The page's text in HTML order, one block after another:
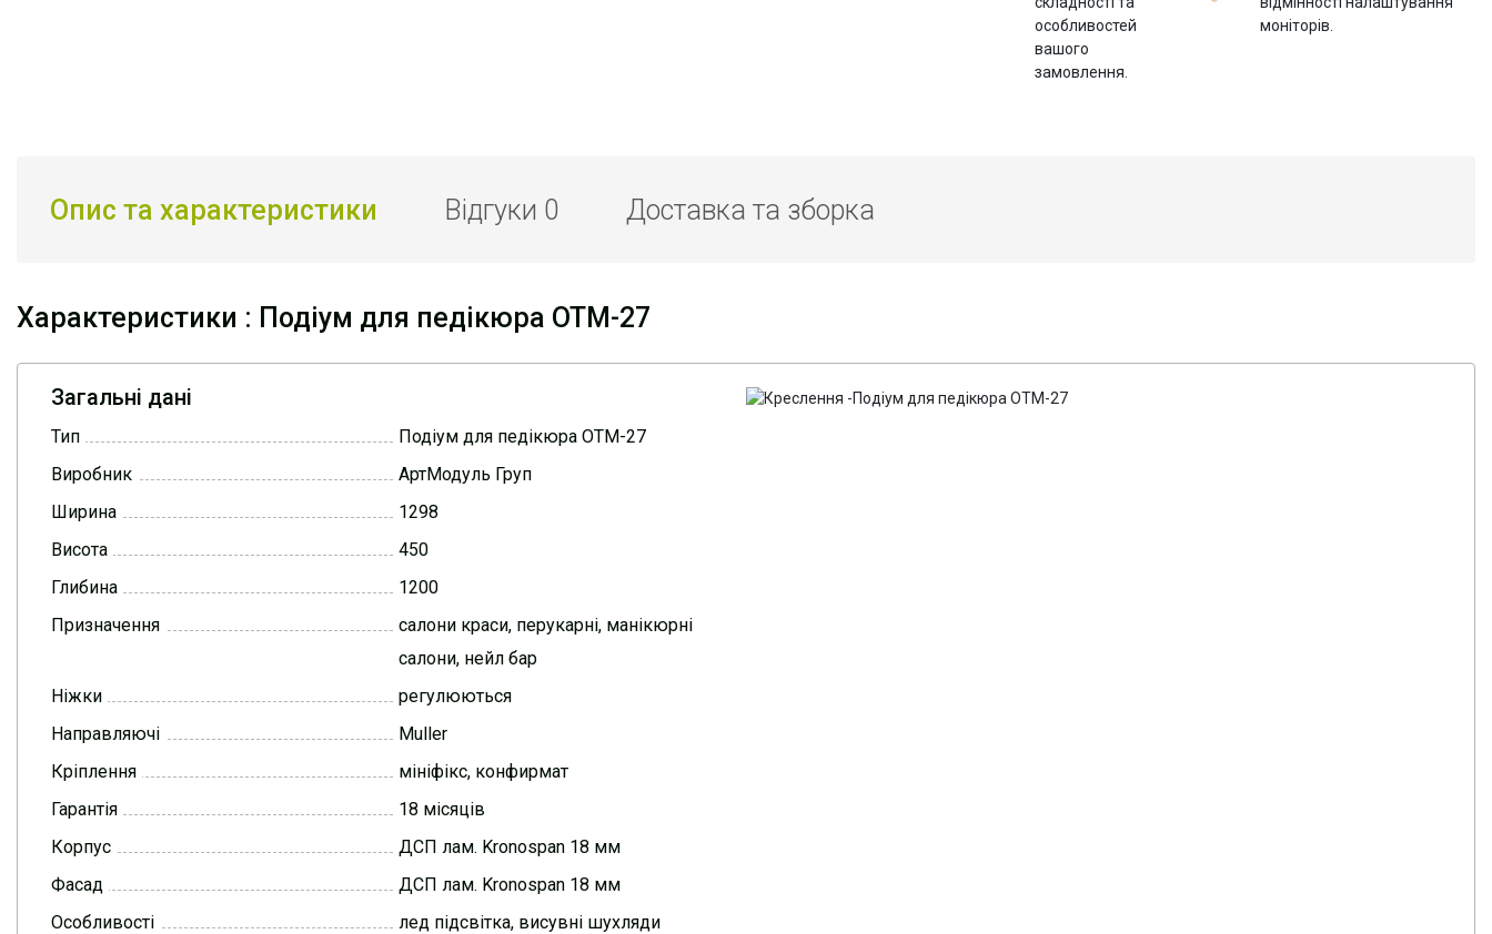
особливостей
вашого
замовлення.
моніторів.
Опис та характеристики Відгуки 0 Доставка та зборка
Характеристики : Подіум для педікюра ОТМ-27
Загальні дані
Тип
Подіум для педікюра ОТМ-27
Виробник
АртМодуль Груп
Ширина
1298
Висота
450
Глибина
1200
Призначення
салони краси, перукарні, манікюрні
салони, нейл бар
Ніжки
регулюються
Направляючі
Muller
Кріплення
мініфікс, конфирмат
Гарантія
18 місяців
Корпус
ДСП лам. Kronospan 18 мм
Фасад
ДСП лам. Kronospan 18 мм
Особливості
лед підсвітка, висувні шухляди